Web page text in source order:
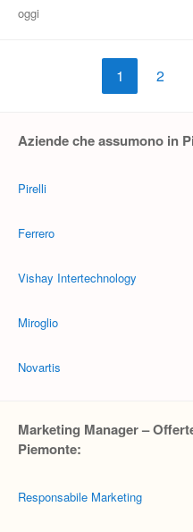
oggi
1 2
Aziende che assumono in
Pirelli
Ferrero
Vishay Intertechnology
Miroglio
Novartis
Marketing Manager –
Piemonte:
Responsabile Marketing